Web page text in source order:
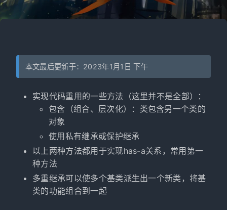
本文最后更新于：2023年1月1日 下午
实现代码重用的一些方法（这里并不是全部）：
包含（组合、层次化）：类包含另一个类的
对象
使用私有继承或保护继承
以上两种方法都用于实现has-a关系，常用第一
种方法
多重继承可以使多个基类派生出一个新类，将基
类的功能组合到一起